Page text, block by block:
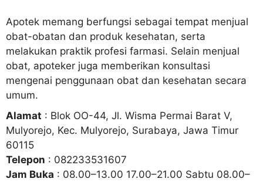
Apotek memang berfungsi sebagai tempat menjual
obat-obatan dan produk kesehatan, serta
melakukan praktik profesi farmasi. Selain menjual
obat, apoteker juga memberikan konsultasi
mengenai penggunaan obat dan kesehatan secara
umum.
Alamat : Blok OO-44, Jl. Wisma Permai Barat V,
Mulyorejo, Kec. Mulyorejo, Surabaya, Jawa Timur
60115
Telepon : 082233531607
Jam Buka : 08.00–13.00 17.00–21.00 Sabtu 08.00–